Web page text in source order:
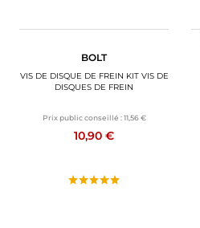
BOLT
VIS DE DISQUE DE FREIN KIT VIS DE
DISQUES DE FREIN
Prix public conseillé : 11,56 €
10,90 €